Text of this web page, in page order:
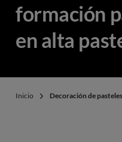
formación
en alta
Inicio Decoración de